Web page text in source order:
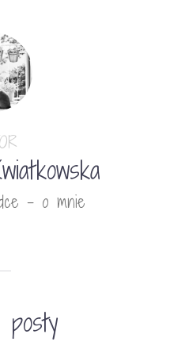
- o mnie
posty